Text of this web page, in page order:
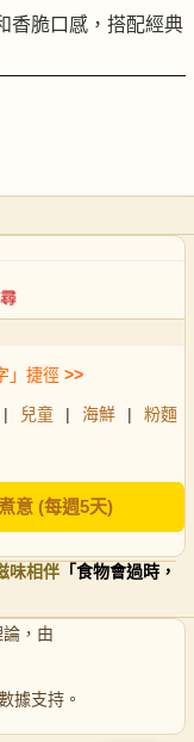
香脆口感，搭配經典
」捷徑 >>
| 兒童 | 海鮮 |
粉麵
意 (每週5天)
味相伴 「食物會過時，
論，由
據支持。